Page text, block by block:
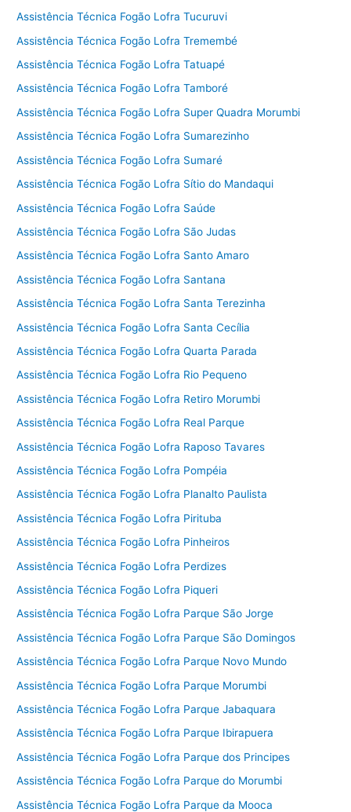
Assistência Técnica Fogão Lofra Tucuruvi
Assistência Técnica Fogão Lofra Tremembé
Assistência Técnica Fogão Lofra Tatuapé
Assistência Técnica Fogão Lofra Tamboré
Assistência Técnica Fogão Lofra Super Quadra Morumbi
Assistência Técnica Fogão Lofra Sumarezinho
Assistência Técnica Fogão Lofra Sumaré
Assistência Técnica Fogão Lofra Sítio do Mandaqui
Assistência Técnica Fogão Lofra Saúde
Assistência Técnica Fogão Lofra São Judas
Assistência Técnica Fogão Lofra Santo Amaro
Assistência Técnica Fogão Lofra Santana
Assistência Técnica Fogão Lofra Santa Terezinha
Assistência Técnica Fogão Lofra Santa Cecília
Assistência Técnica Fogão Lofra Quarta Parada
Assistência Técnica Fogão Lofra Rio Pequeno
Assistência Técnica Fogão Lofra Retiro Morumbi
Assistência Técnica Fogão Lofra Real Parque
Assistência Técnica Fogão Lofra Raposo Tavares
Assistência Técnica Fogão Lofra Pompéia
Assistência Técnica Fogão Lofra Planalto Paulista
Assistência Técnica Fogão Lofra Pirituba
Assistência Técnica Fogão Lofra Pinheiros
Assistência Técnica Fogão Lofra Perdizes
Assistência Técnica Fogão Lofra Piqueri
Assistência Técnica Fogão Lofra Parque São Jorge
Assistência Técnica Fogão Lofra Parque São Domingos
Assistência Técnica Fogão Lofra Parque Novo Mundo
Assistência Técnica Fogão Lofra Parque Morumbi
Assistência Técnica Fogão Lofra Parque Jabaquara
Assistência Técnica Fogão Lofra Parque Ibirapuera
Assistência Técnica Fogão Lofra Parque dos Principes
Assistência Técnica Fogão Lofra Parque do Morumbi
Assistência Técnica Fogão Lofra Parque da Mooca